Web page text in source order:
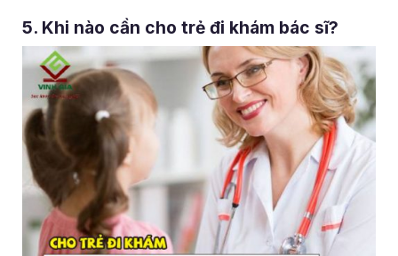
5. Khi nào cần cho trẻ đi khám bác sĩ?